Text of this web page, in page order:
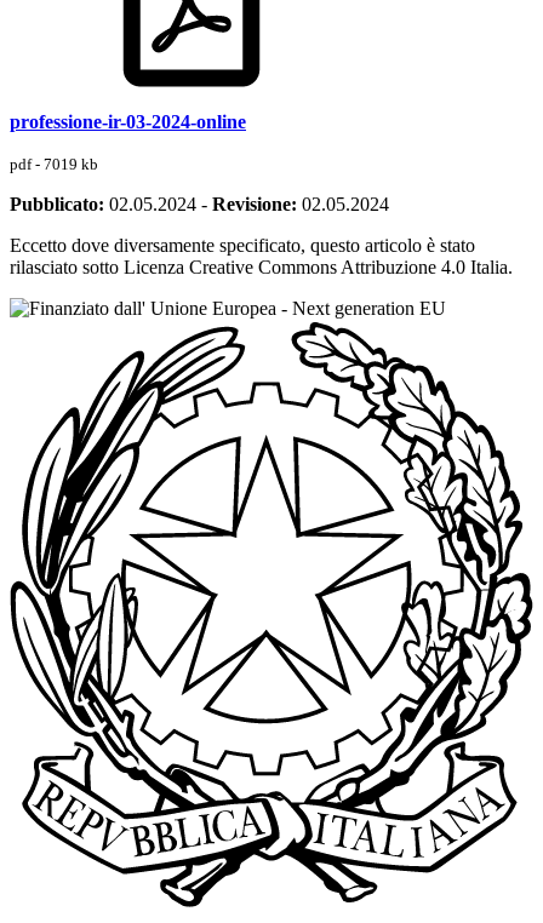
professione-ir-03-2024-online
pdf - 7019 kb
Pubblicato: 02.05.2024 - Revisione: 02.05.2024
Eccetto dove diversamente specificato, questo articolo è stato
rilasciato sotto Licenza Creative Commons Attribuzione 4.0 Italia.